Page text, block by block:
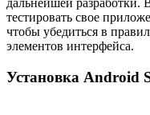
дальнейшей разработки.
тестировать свое
чтобы убедиться в
элементов интерфейса.
Установка Android